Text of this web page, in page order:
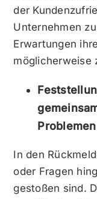
der
Unternehmen
Erwartungen
möglicherweise
Problemen
In den
oder Fragen
gestoßen sind.